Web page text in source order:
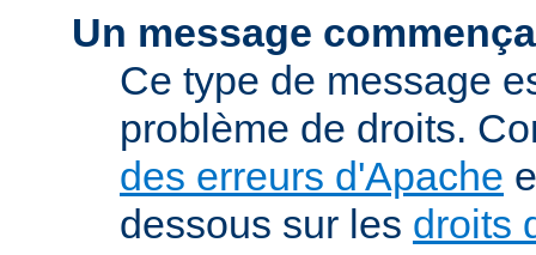
Un message
Ce type de message
problème de droits.
des erreurs d'Apache
dessous sur les droits